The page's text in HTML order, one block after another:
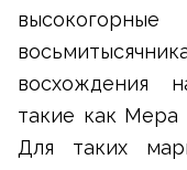
восхождения
такие как
Для таких